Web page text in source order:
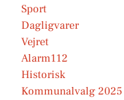
Sport
Dagligvarer
Vejret
Alarm112
Historisk
Kommunalvalg 2025